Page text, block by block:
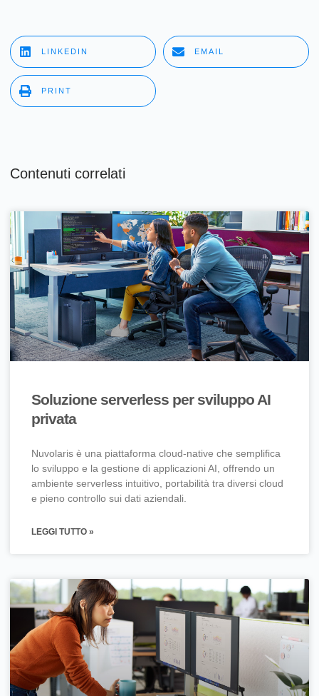
LINKEDIN EMAIL
PRINT
Contenuti correlati
Soluzione serverless per sviluppo AI
privata
Nuvolaris è una piattaforma cloud-native che semplifica
lo sviluppo e la gestione di applicazioni AI, offrendo un
ambiente serverless intuitivo, portabilità tra diversi cloud
e pieno controllo sui dati aziendali.
LEGGI TUTTO »